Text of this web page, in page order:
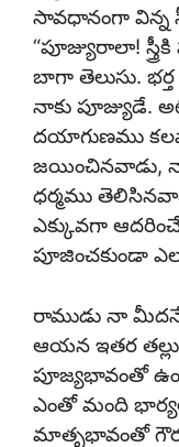
సావధానంగా విన్న
“పూజ్యురాలా!
బాగా తెలుసు.
నాకు పూజ్యుడే.
దయాగుణము
జయించినవాడు,
ధర్మము
ఎక్కువగా
పూజించకుండా
రాముడు నా
ఆయన ఇతర
పూజ్యభావంతో
ఎంతో మంది
మాతృభావంతో